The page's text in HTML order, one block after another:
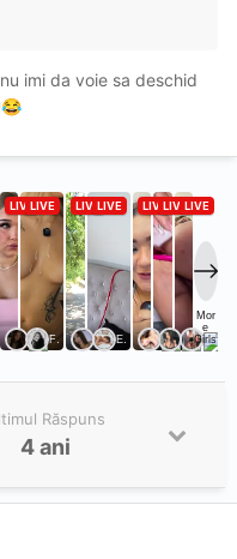
imi da voie sa deschid
😂
Răspuns
4 ani